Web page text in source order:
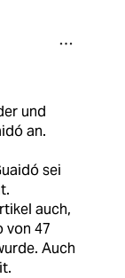
und
an.
sei
auch,
von 47
Auch